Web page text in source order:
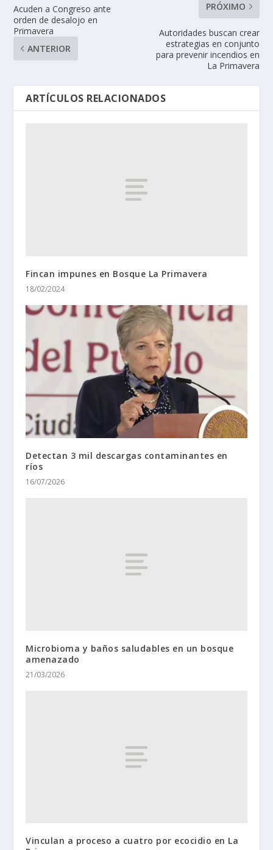
Acuden a Congreso ante
orden de desalojo en
Primavera
ANTERIOR
PRÓXIMO
Autoridades buscan crear
estrategias en conjunto
para prevenir incendios en
La Primavera
ARTÍCULOS RELACIONADOS
Fincan impunes en Bosque La Primavera
18/02/2024
Detectan 3 mil descargas contaminantes en
ríos
16/07/2026
Microbioma y baños saludables en un bosque
amenazado
21/03/2026
Vinculan a proceso a cuatro por ecocidio en La